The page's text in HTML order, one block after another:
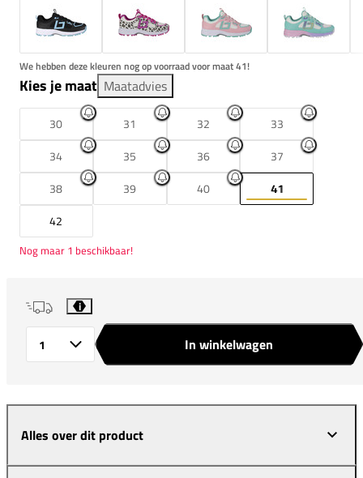
We hebben deze kleuren nog op voorraad voor maat 41!
Kies je maat Maatadvies
30 31 32
33
34
35 36
37
38
39 40
41
42
Nog maar 1 beschikbaar!
i
In winkelwagen
Alles over dit product